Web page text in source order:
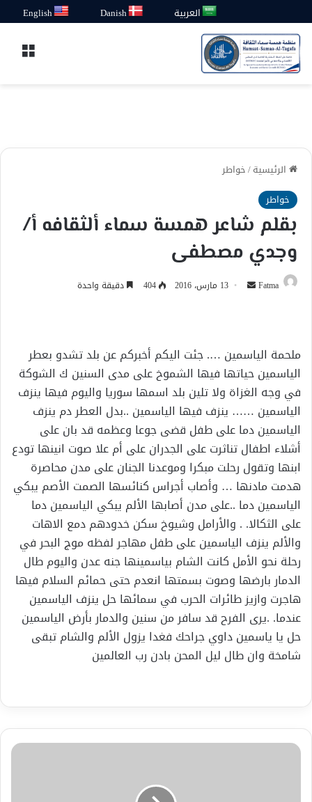
العربية Danish
English
الرئيسية/خواطر
خواطر
بقلم شاعر همسة سماء ألثقافه أ/
وجدي مصطفى
Fatma
أرسل 13 مارس، 2016 404 دقيقة واحدة
ملحمة الياسمين …. جئت اليكم أخبركم عن بلد تشدو بعطر
الياسمين حياتها فيها الشموخ على مدى السنين ك الشوكة
في وجه الغزاة ولا تلين بلد اسمها سوريا واليوم فيها ينزف
الياسمين …… ينزف فيها الياسمين ..بدل العطر دم ينزف
الياسمين دما على طفل قضى جوعا وعظمه قد بان على
أشلاء اطفال تناثرت على الجدران على أم علا صوت انينها تودع
ابنها وتقول رحلت مبكرا وموعدنا الجنان على مدن محاصرة
هدمت مادنها … وأصاب أجراس كنائسها الصمت الأصم يبكي
الياسمين دما ..على مدن أصابها الألم يبكي الياسمين دما
على الثكالا. . والأرامل وشيوخ سكن خدودهم دمع الاهات
والألم ينزف الياسمين على طفل مهاجر لفظه موج البحر في
رحلة نحو الأمل كانت الشام بياسمينها جنه عدن واليوم طال
الدمار بارضها وصوت بسمتها انعدم حتى حمائم السلام فيها
هاجرت وازيز طائرات الحرب في سمائها حل ينزف الياسمين
عندما. .يرى الفرح قد سافر من سنين والدمار بأرض الياسمين
حل يا ياسمين داوي جراحك فغدا يزول الألم والشام تبقى
شامخة وان طال ليل المحن بادن رب العالمين
فتح